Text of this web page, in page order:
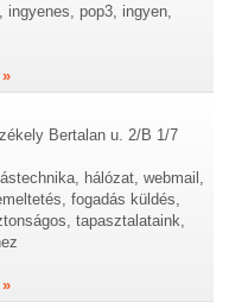
pop3, ingyen,
Bertalan u. 2/B 1/7
hálózat, webmail,
fogadás küldés,
tapasztalataink,